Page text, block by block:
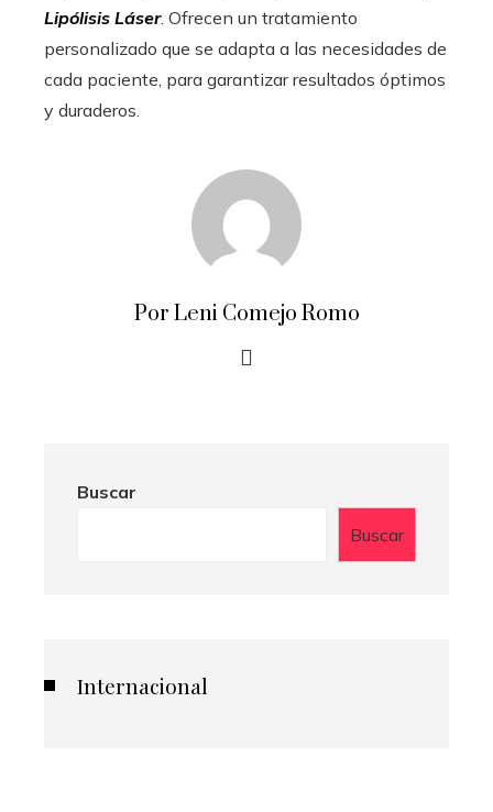
Lipólisis Láser. Ofrecen un tratamiento
personalizado que se adapta a las necesidades de
cada paciente, para garantizar resultados óptimos
y duraderos.
Por Leni Comejo Romo
Buscar
Buscar
Internacional